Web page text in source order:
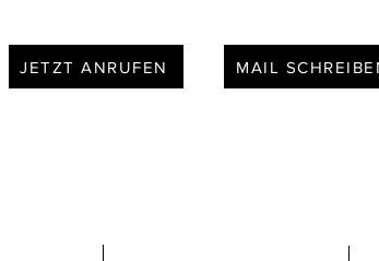
JETZT ANRUFEN MAIL